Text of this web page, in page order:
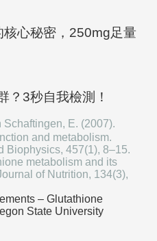
心秘密，250mg足量
？3秒自我檢測！
E. (2007).
and metabolism.
Biophysics, 457(1), 8–15.
metabolism and its
of Nutrition, 134(3),
– Glutathione
State University